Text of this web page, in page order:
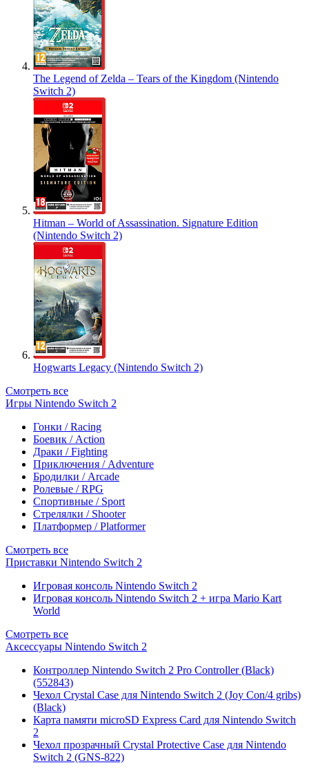
The Legend of Zelda – Tears of the Kingdom (Nintendo
Switch 2)
Hitman – World of Assassination. Signature Edition
(Nintendo Switch 2)
Hogwarts Legacy (Nintendo Switch 2)
Смотреть все
Игры Nintendo Switch 2
Гонки / Racing
Боевик / Action
Драки / Fighting
Приключения / Adventure
Бродилки / Arcade
Ролевые / RPG
Спортивные / Sport
Стрелялки / Shooter
Платформер / Platformer
Смотреть все
Приставки Nintendo Switch 2
Игровая консоль Nintendo Switch 2
Игровая консоль Nintendo Switch 2 + игра Mario Kart
World
Смотреть все
Аксессуары Nintendo Switch 2
Контроллер Nintendo Switch 2 Pro Controller (Black)
(552843)
Чехол Сrystal Сase для Nintendo Switch 2 (Joy Con/4 gribs)
(Black)
Карта памяти microSD Express Card для Nintendo Switch
2
Чехол прозрачный Crystal Protective Case для Nintendo
Switch 2 (GNS-822)